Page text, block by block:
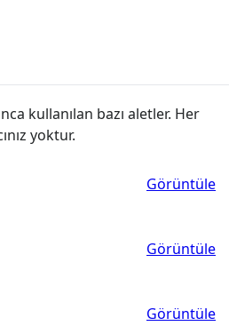
kullanılan bazı aletler. Her
yoktur.
Görüntüle
Görüntüle
Görüntüle